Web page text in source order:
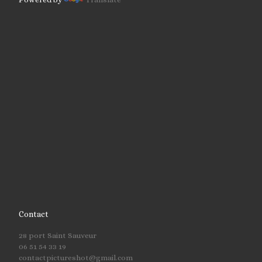
Contact
28 port Saint Sauveur
06 51 54 33 19
contactpictureshot@gmail.com